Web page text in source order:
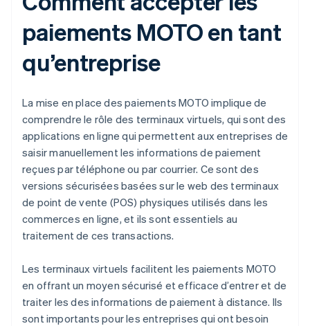
paiements MOTO en tant
qu’entreprise
La mise en place des paiements MOTO implique de
comprendre le rôle des terminaux virtuels, qui sont des
applications en ligne qui permettent aux entreprises de
saisir manuellement les informations de paiement
reçues par téléphone ou par courrier. Ce sont des
versions sécurisées basées sur le web des terminaux
de point de vente (POS) physiques utilisés dans les
commerces en ligne, et ils sont essentiels au
traitement de ces transactions.
Les terminaux virtuels facilitent les paiements MOTO
en offrant un moyen sécurisé et efficace d’entrer et de
traiter les des informations de paiement à distance. Ils
sont importants pour les entreprises qui ont besoin